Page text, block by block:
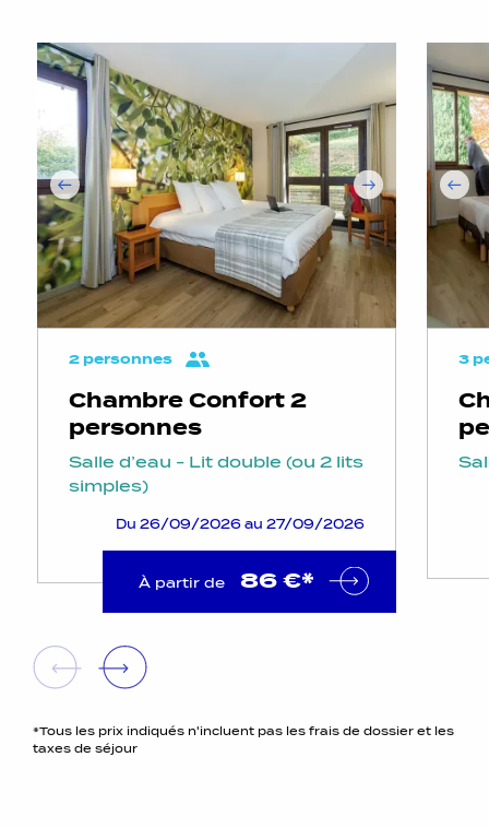
2 personnes
Chambre Confort 2
personnes
Salle d’eau - Lit double (ou 2 lits
simples)
Du 26/09/2026 au 27/09/2026
À partir de 86 €*
3
*Tous les prix indiqués n'incluent pas les frais de dossier et les
taxes de séjour